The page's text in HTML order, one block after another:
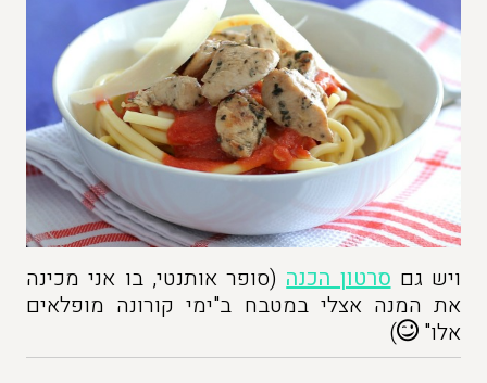
ויש גםסרטון הכנה(סופר אותנטי, בו אני מכינה
את המנה אצלי במטבח ב"ימי קורונה מופלאים
אלו"
)